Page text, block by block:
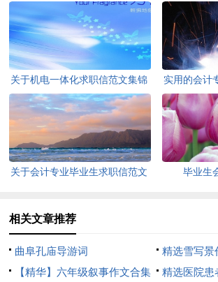
关于机电一体化求职信范文集锦
六篇
实用的会计
关于会计专业毕业生求职信范文
毕业生
相关文章推荐
曲阜孔庙导游词
精选雪写景
【精华】六年级叙事作文合集
精选医院患